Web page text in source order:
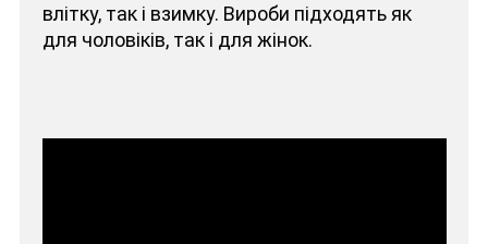
влітку, так і взимку. Вироби підходять як
для чоловіків, так і для жінок.